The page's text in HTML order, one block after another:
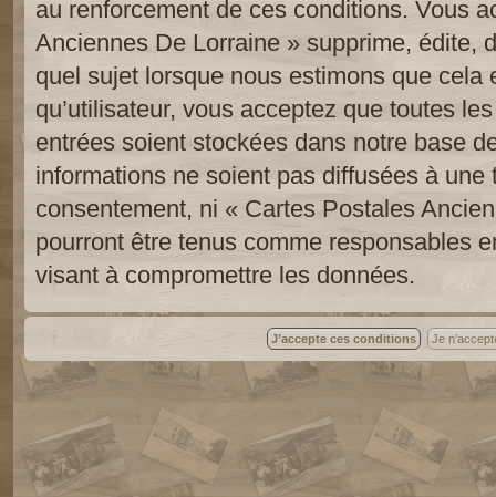
au renforcement de ces conditions. Vous
Anciennes De Lorraine » supprime, édite,
quel sujet lorsque nous estimons que cela
qu’utilisateur, vous acceptez que toutes
entrées soient stockées dans notre base
informations ne soient pas diffusées à une
consentement, ni « Cartes Postales
pourront être tenus comme responsables
visant à compromettre les données.